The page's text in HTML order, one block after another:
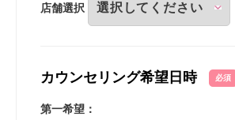
店舗選択
カウンセリング希望日時 必須
第一希望：